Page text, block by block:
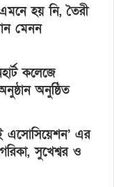
হয় নি, তৈরী
মেনন
কলেজে
অনুষ্ঠিত
এসোসিয়েশন’ এর
সুখেশ্বর ও